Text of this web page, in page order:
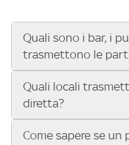
Quali sono i bar, i
trasmettono le
Se cerchi un bar, pub,
vedere le partite di Serie
UEFA Champions
Conference League, il
Quali locali
diretta?
Vuoi sapere quali bar,
Come sapere se